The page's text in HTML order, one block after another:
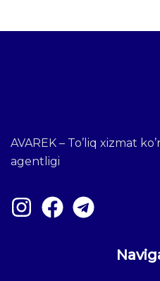
AVAREK – To’liq xizmat
agentligi